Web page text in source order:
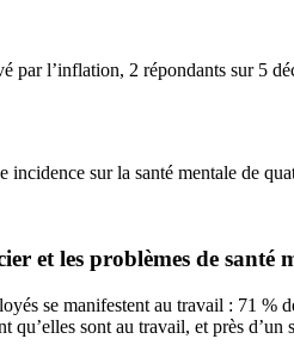
par l’inflation, 2 répondants sur 5
sur la santé mentale de
et les problèmes de
se manifestent au travail : 71
qu’elles sont au travail, et près